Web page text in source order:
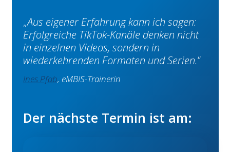
Aus eigener Erfahrung kann ich sagen:
Erfolgreiche TikTok-Kanäle denken nicht
in einzelnen Videos, sondern in
wiederkehrenden Formaten und Serien.
Ines Pfab, eMBIS-Trainerin
Der nächste Termin ist am: